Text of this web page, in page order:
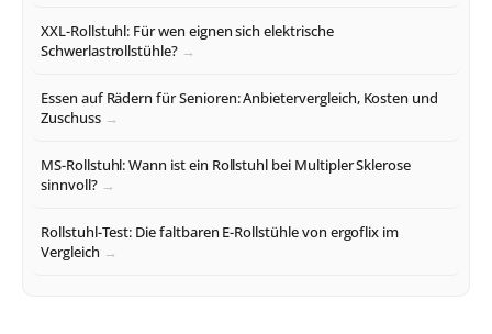
XXL-Rollstuhl: Für wen eignen sich elektrische
Schwerlastrollstühle?
Essen auf Rädern für Senioren: Anbietervergleich, Kosten und
Zuschuss
MS-Rollstuhl: Wann ist ein Rollstuhl bei Multipler Sklerose
sinnvoll?
Rollstuhl-Test: Die faltbaren E-Rollstühle von ergoflix im
Vergleich